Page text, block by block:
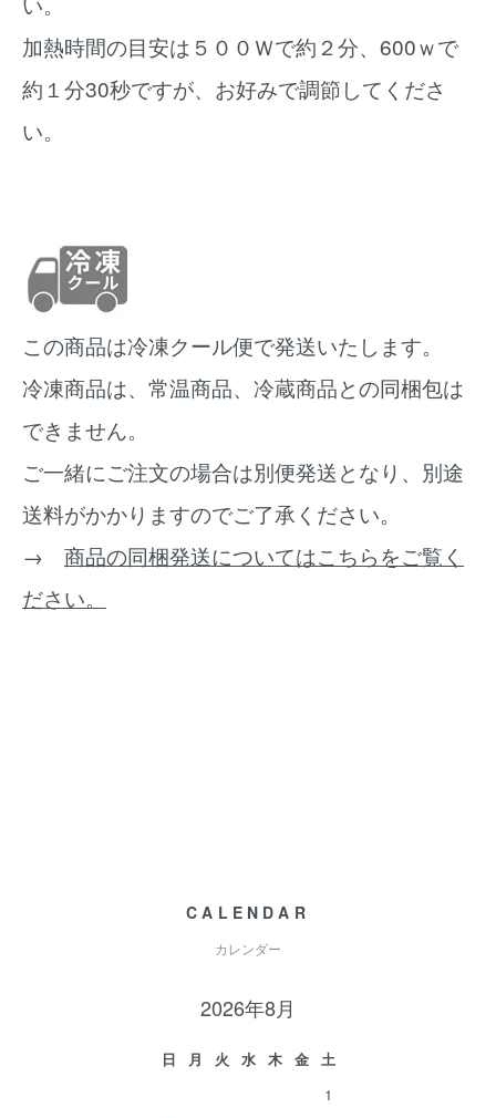
加熱時間の目安は５００Ｗで約２分、600ｗで
約１分30秒ですが、お好みで調節してくださ
い。
この商品は冷凍クール便で発送いたします。
冷凍商品は、常温商品、冷蔵商品との同梱包は
できません。
ご一緒にご注文の場合は別便発送となり、別途
送料がかかりますのでご了承ください。
→ 商品の同梱発送についてはこちらをご覧く
ださい。
CALENDAR
カレンダー
2026年8月
日 月 火 水 木 金
土
1